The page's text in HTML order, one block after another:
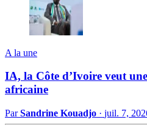
A la une
IA, la Côte d’Ivoire veut
africaine
ParSandrine Kouadjo · juil. 7,